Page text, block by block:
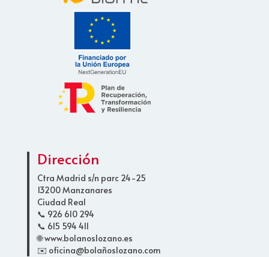
Dirección
Ctra Madrid s/n parc 24-25
13200 Manzanares
Ciudad Real
📞 926 610 294
📞 615 594 411
🌐 www.bolanoslozano.es
✉️ oficina@bolañoslozano.com